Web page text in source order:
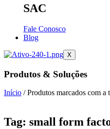
SAC
Fale Conosco
Blog
X
Produtos & Soluções
Início / Produtos marcados com
Tag: small form